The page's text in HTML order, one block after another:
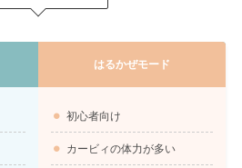
はるかぜモード
初心者向け
カービィの体力が多い